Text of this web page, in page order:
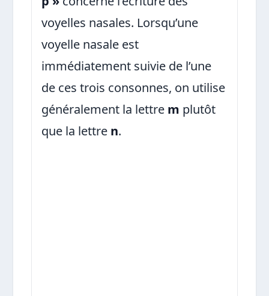
voyelles nasales. Lorsqu’une
voyelle nasale est
immédiatement suivie de l’une
de ces trois consonnes, on utilise
généralement la lettre m plutôt
que la lettre n.